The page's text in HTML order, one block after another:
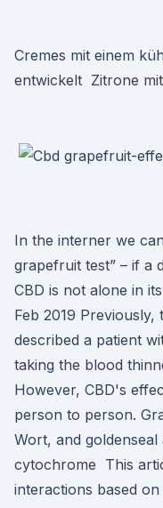
Cremes mit einem
entwickelt Zitrone
In the interner we
grapefruit test” – if a
CBD is not alone in
Feb 2019 Previously,
described a patient
taking the blood
However, CBD's
person to person.
Wort, and
cytochrome This
interactions based